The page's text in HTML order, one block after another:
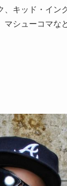
キッド・イン
シューコマな